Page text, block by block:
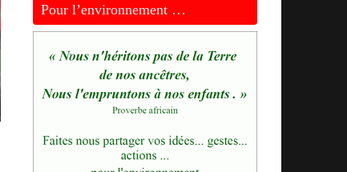
Pour l’environnement …